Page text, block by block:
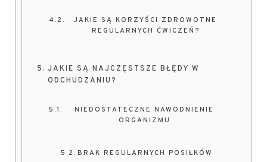
JAKIE SĄ KORZYŚCI ZDROWOTNE
REGULARNYCH ĆWICZEŃ?
JAKIE SĄ NAJCZĘSTSZE BŁĘDY W
ODCHUDZANIU?
NIEDOSTATECZNE NAWODNIENIE
ORGANIZMU
BRAK REGULARNYCH POSIŁKÓW